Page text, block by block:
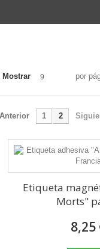
Mostrar 9 por
Anterior 1 2
Etiqueta
Morts"
8,25